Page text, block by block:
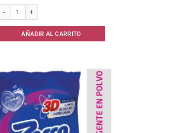
Jabon Pan Gran Federal 150 grs* cantidad
AÑADIR AL CARRITO